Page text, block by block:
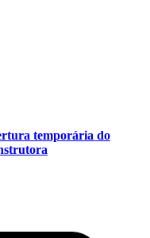
temporária do